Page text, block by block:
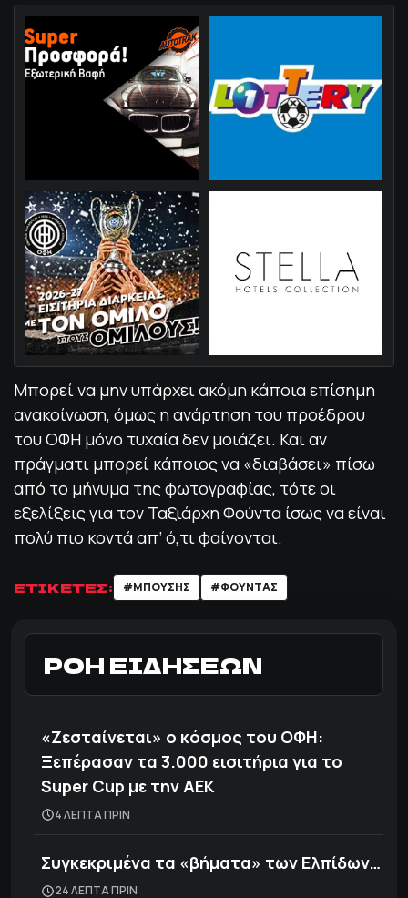
Μπορεί να μην υπάρχει ακόμη κάποια επίσημη
ανακοίνωση, όμως η ανάρτηση του προέδρου
του ΟΦΗ μόνο τυχαία δεν μοιάζει. Και αν
πράγματι μπορεί κάποιος να «διαβάσει» πίσω
από το μήνυμα της φωτογραφίας, τότε οι
εξελίξεις για τον Ταξιάρχη Φούντα ίσως να είναι
πολύ πιο κοντά απ’ ό,τι φαίνονται.
ΕΤΙΚΕΤΕΣ: #ΜΠΟΥΣΗΣ #ΦΟΥΝΤΑΣ
ΡΟΗ ΕΙΔΗΣΕΩΝ
«Ζεσταίνεται» ο κόσμος του ΟΦΗ:
Ξεπέρασαν τα 3.000 εισιτήρια για το
Super Cup με την ΑΕΚ
4 ΛΕΠΤΑ ΠΡΙΝ
Συγκεκριμένα τα «βήματα» των Ελπίδων…
24 ΛΕΠΤΑ ΠΡΙΝ